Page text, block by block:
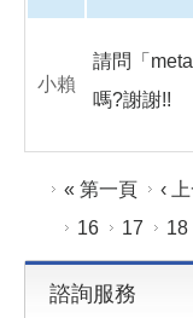
小賴
請問「
嗎?謝謝!!
頁面« 第一頁 ‹
16
17 18
諮詢服務